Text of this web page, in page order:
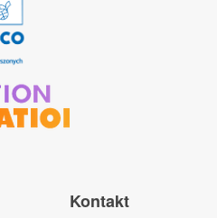
Kontakt